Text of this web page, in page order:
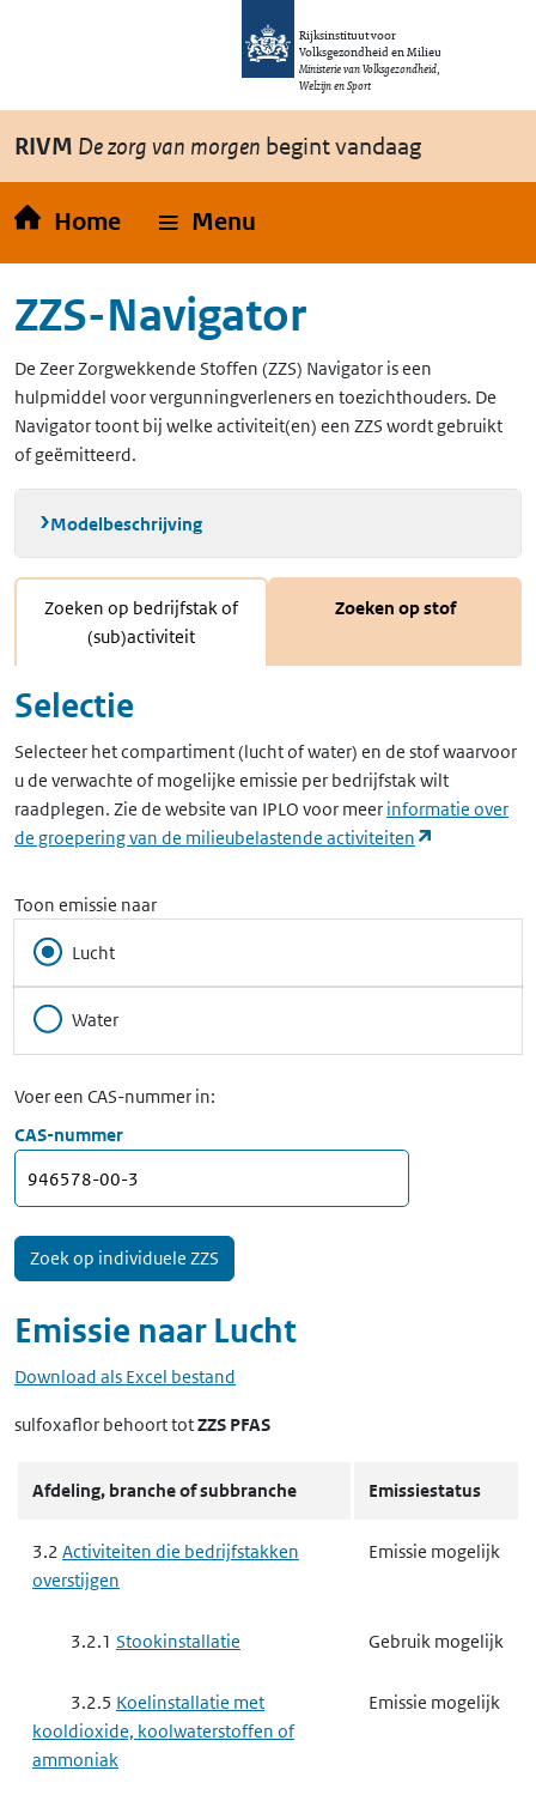
Overslaan en naar de inhoud gaan
Rijksinstituut voor
Volksgezondheid en Milieu
Ministerie van Volksgezondheid,
Welzijn en Sport
RIVM De zorg van morgen begint vandaag
Home Menu
ZZS-Navigator
De Zeer Zorgwekkende Stoffen (ZZS) Navigator is een
hulpmiddel voor vergunningverleners en toezichthouders. De
Navigator toont bij welke activiteit(en) een ZZS wordt gebruikt
of geëmitteerd.
Modelbeschrijving
Zoeken op bedrijfstak of
(sub)activiteit
Zoeken op stof
Selectie
Selecteer het compartiment (lucht of water) en de stof waarvoor
u de verwachte of mogelijke emissie per bedrijfstak wilt
raadplegen. Zie de website van IPLO voor meer informatie over
de groepering van de milieubelastende activiteiten
Toon emissie naar
Lucht
Water
Voer een CAS-nummer in:
CAS-nummer
Emissie naar Lucht
Download als Excel bestand
sulfoxaflor behoort totZZS PFAS
Afdeling, branche of subbranche Emissiestatus
3.2 Activiteiten die bedrijfstakken
overstijgen
Emissie mogelijk
3.2.1 Stookinstallatie Gebruik mogelijk
3.2.5 Koelinstallatie met
kooldioxide, koolwaterstoffen of
ammoniak
Emissie mogelijk